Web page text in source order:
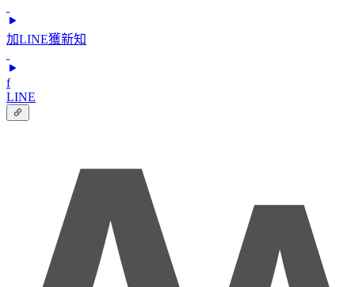
加LINE獲新知
f
LINE